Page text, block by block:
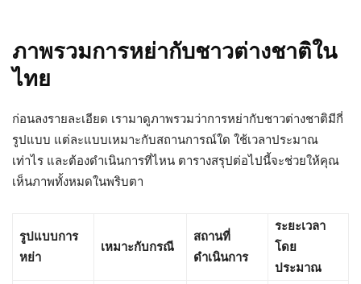
ภาพรวมการหย่ากับชาวต่างชาติใน
ไทย
ก่อนลงรายละเอียด เรามาดูภาพรวมว่าการหย่ากับชาวต่างชาติมีกี่
รูปแบบ แต่ละแบบเหมาะกับสถานการณ์ใด ใช้เวลาประมาณ
เท่าไร และต้องดำเนินการที่ไหน ตารางสรุปต่อไปนี้จะช่วยให้คุณ
เห็นภาพทั้งหมดในพริบตา
รูปแบบการ
หย่า
เหมาะกับกรณี
สถานที่
ดำเนินการ
ระยะเวลา
โดย
ประมาณ